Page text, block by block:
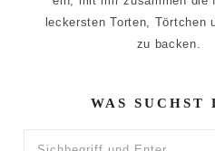
leckersten Torten, Törtchen
zu backen.
WAS SUCHST